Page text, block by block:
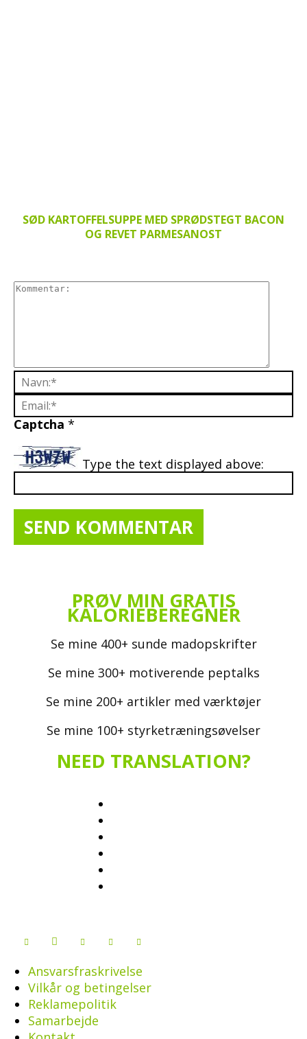
SØD KARTOFFELSUPPE MED SPRØDSTEGT BACON
OG REVET PARMESANOST
Captcha *
Type the text displayed above:
PRØV MIN GRATIS
KALORIEBEREGNER
Se mine 400+ sunde madopskrifter
Se mine 300+ motiverende peptalks
Se mine 200+ artikler med værktøjer
Se mine 100+ styrketræningsøvelser
NEED TRANSLATION?
Ansvarsfraskrivelse
Vilkår og betingelser
Reklamepolitik
Samarbejde